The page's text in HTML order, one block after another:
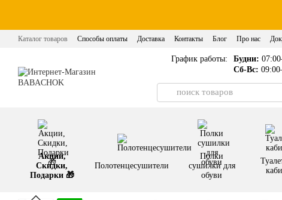
Каталог товаров Способы оплаты Доставка Контакты Блог Про нас
График работы: Будни:
Сб-Вс:
Акции,
Скидки,
Подарки 🎁
Полотенцесушители
Полки
сушилки для
обуви